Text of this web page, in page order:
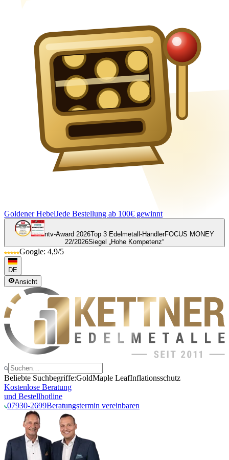
Goldener HebelJede Bestellung ab 100€ gewinnt
ntv-Award 2026Top 3 Edelmetall-HändlerFOCUS MONEY
22/2026Siegel „Hohe Kompetenz“
Google: 4,9/5
DE
Ansicht
Beliebte Suchbegriffe:GoldMaple LeafInflationsschutz
Kostenlose Beratung
und Bestellhotline
07930-2699Beratungstermin vereinbaren